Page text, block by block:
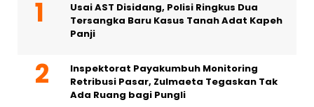
Usai AST Disidang, Polisi Ringkus Dua
Tersangka Baru Kasus Tanah Adat Kapeh
Panji
Inspektorat Payakumbuh Monitoring
Retribusi Pasar, Zulmaeta Tegaskan Tak
Ada Ruang bagi Pungli